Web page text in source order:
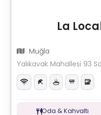
La
Muğla
Yalıkavak Mahallesi 93
Oda & Kahvaltı